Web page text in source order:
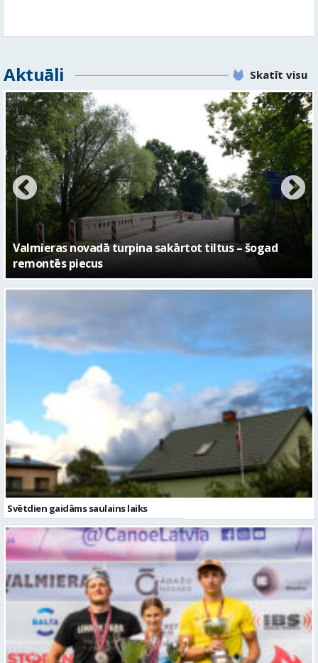
Aktuāli Skatīt visu
No pagaidu teātra līdz laikmetīgās kultūras centram
– kā attīstīsies “Kurtuve”
Svētdien gaidāms saulains laiks